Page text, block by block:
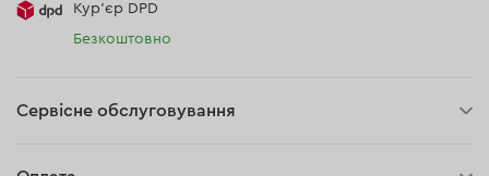
Кур’єр DPD
Безкоштовно
Сервісне обслуговування